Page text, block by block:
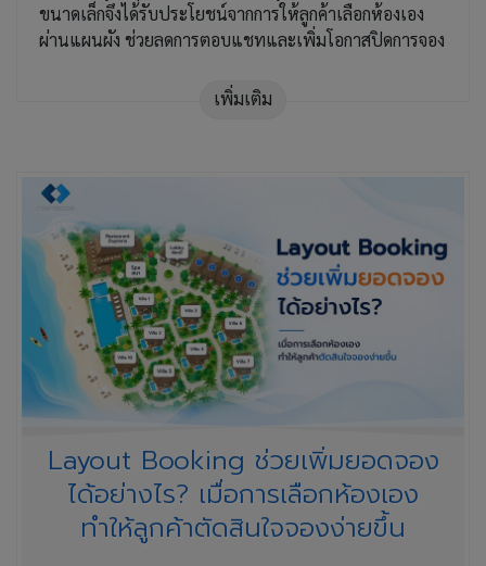
ขนาดเล็กจึงได้รับประโยชน์จากการให้ลูกค้าเลือกห้องเอง
ผ่านแผนผัง ช่วยลดการตอบแชทและเพิ่มโอกาสปิดการจอง
เพิ่มเติม
Layout Booking ช่วยเพิ่มยอดจอง
ได้อย่างไร? เมื่อการเลือกห้องเอง
ทำให้ลูกค้าตัดสินใจจองง่ายขึ้น